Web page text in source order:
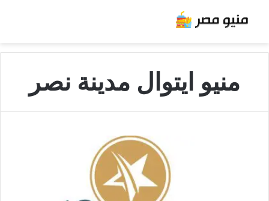
منيو ايتوال مدينة نصر